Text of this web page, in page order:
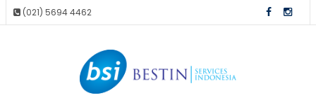
(021) 5694 4462